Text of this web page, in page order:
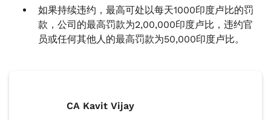
如果持续违约，最高可处以每天1000印度卢比的罚
款，公司的最高罚款为2,00,000印度卢比，违约官
员或任何其他人的最高罚款为50,000印度卢比。
CA Kavit Vijay